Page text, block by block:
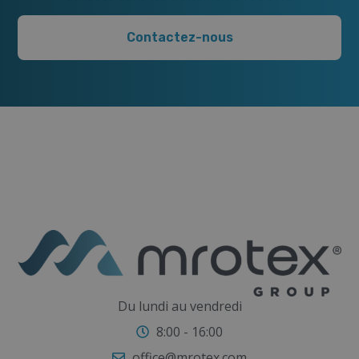
réduire la visibilité de la cellulite, à lisser les
irrégularités de la peau et à affiner la silhouette.
constater que la peau a un aspect plus sain et
et à un régime alimentaire approprié. Une telle
combinaison favorise la réduction des œdèmes,
améliore la circulation et contribue à un meilleur
Contactez-nous
Du lundi au vendredi
8:00 - 16:00